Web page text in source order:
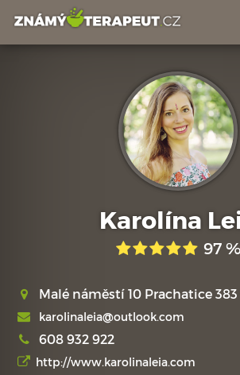
Karolína
97 %
Malé náměstí 10 Prachatice 383
karolinaleia@outlook.com
608 932 922
http://www.karolinaleia.com